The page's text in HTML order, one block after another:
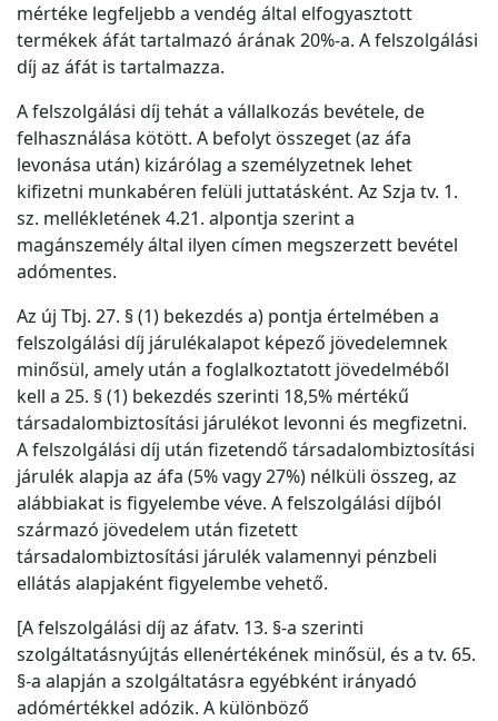
mértéke legfeljebb a vendég által elfogyasztott
termékek áfát tartalmazó árának 20%-a. A felszolgálási
díj az áfát is tartalmazza.
A felszolgálási díj tehát a vállalkozás bevétele, de
felhasználása kötött. A befolyt összeget (az áfa
levonása után) kizárólag a személyzetnek lehet
kifizetni munkabéren felüli juttatásként. Az Szja tv. 1.
sz. mellékletének 4.21. alpontja szerint a
magánszemély által ilyen címen megszerzett bevétel
adómentes.
Az új Tbj. 27. § (1) bekezdés a) pontja értelmében a
felszolgálási díj járulékalapot képező jövedelemnek
minősül, amely után a foglalkoztatott jövedelméből
kell a 25. § (1) bekezdés szerinti 18,5% mértékű
társadalombiztosítási járulékot levonni és megfizetni.
A felszolgálási díj után fizetendő társadalombiztosítási
járulék alapja az áfa (5% vagy 27%) nélküli összeg, az
alábbiakat is figyelembe véve. A felszolgálási díjból
származó jövedelem után fizetett
társadalombiztosítási járulék valamennyi pénzbeli
ellátás alapjaként figyelembe vehető.
[A felszolgálási díj az áfatv. 13. §-a szerinti
szolgáltatásnyújtás ellenértékének minősül, és a tv. 65.
§-a alapján a szolgáltatásra egyébként irányadó
adómértékkel adózik. A különböző